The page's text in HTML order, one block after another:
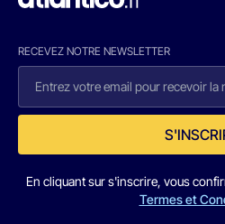
RECEVEZ NOTRE NEWSLETTER
En cliquant sur s'inscrire, vous
Termes et